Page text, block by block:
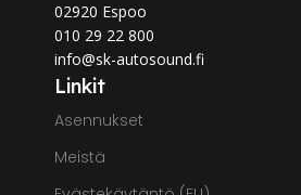
02920 Espoo
010 29 22 800
info@sk-autosound.fi
Linkit
Asennukset
Meistä